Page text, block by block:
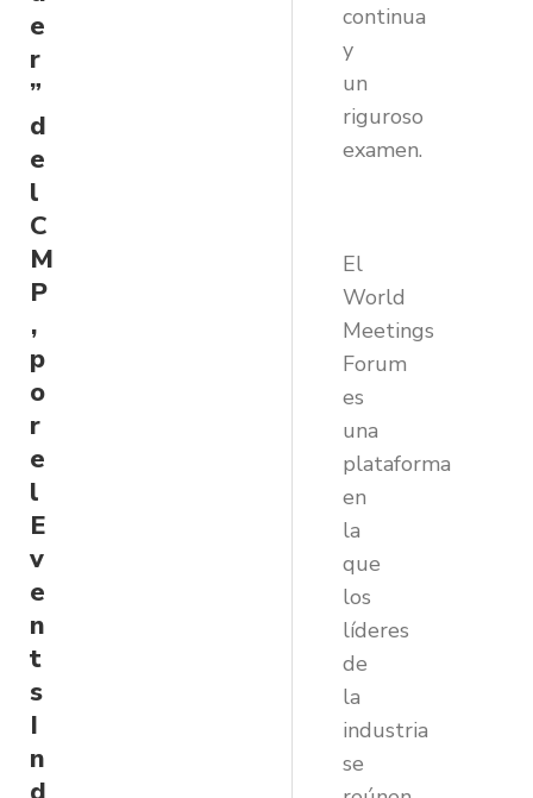
e
r
”
d
e
l
C
M
P
,
p
o
r
e
l
E
v
e
n
t
s
I
n
continua
y
un
riguroso
examen.
El
World
Meetings
Forum
es
una
plataforma
en
la
que
los
líderes
de
la
industria
se